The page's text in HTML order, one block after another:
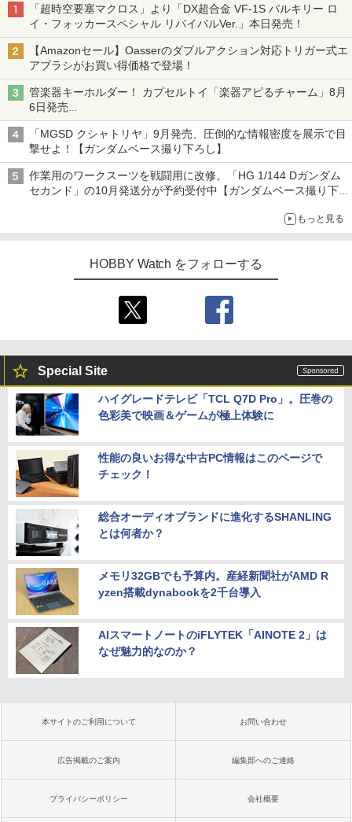
「超時空要塞マクロス」より「DX超合金 VF-1S バルキリー ロ
イ・フォッカースペシャル リバイバルVer.」本日発売！
【Amazonセール】Oasserのダブルアクション対応トリガー式エ
アブラシがお買い得価格で登場！
管楽器キーホルダー！ カプセルトイ「楽器アピるチャーム」8月
6日発売
チューバ、テナサクなど5種各3色
「MGSD クシャトリヤ」9月発売、圧倒的な情報密度を展示で目
撃せよ！【ガンダムベース撮り下ろし】
作業用のワークスーツを戦闘用に改修。「HG 1/144 Dガンダム
セカンド」の10月発送分が予約受付中【ガンダムベース撮り下
もっと見る
HOBBY Watch をフォローする
Special Site
ハイグレードテレビ「TCL Q7D Pro」。圧巻の
色彩美で映画＆ゲームが極上体験に
性能の良いお得な中古PC情報はこのページで
チェック！
総合オーディオブランドに進化するSHANLING
とは何者か？
メモリ32GBでも予算内。産経新聞社がAMD R
yzen搭載dynabookを2千台導入
AIスマートノートのiFLYTEK「AINOTE 2」は
なぜ魅力的なのか？
本サイトのご利用について お問い合わせ
広告掲載のご案内 編集部へのご連絡
プライバシーポリシー 会社概要